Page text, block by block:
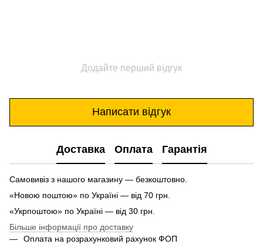
Додайте перший відгук
Написати відгук
Доставка Оплата Гарантія
Самовивіз з нашого магазину — безкоштовно.
«Новою поштою» по Україні — від 70 грн.
«Укрпоштою» по Україні — від 30 грн.
Більше інформації про доставку
Оплата на розрахунковий рахунок ФОП